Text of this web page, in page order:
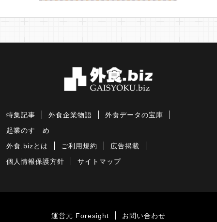
特集記事 外食企業物語 外食データの宝庫
起業のすゝめ
外食.bizとは ご利用規約 広告掲載
個人情報保護方針 サイトマップ
運営元 Foresight お問い合わせ